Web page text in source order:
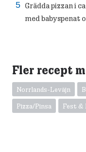
Grädda pizzan i
med babyspenat
Fler recept
Norrlands-Leväjn
Pizza/Pinsa
Fest &